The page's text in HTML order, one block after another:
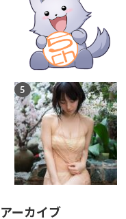
アーカイブ